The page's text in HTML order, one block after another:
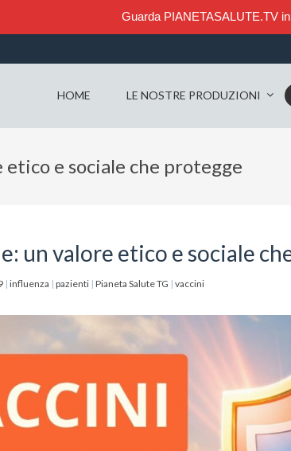
Guarda PIANETASALUTE.TV
HOME LE NOSTRE PRODUZIONI
e sociale che protegge
un valore etico e sociale
| influenza | pazienti | Pianeta Salute TG | vaccini